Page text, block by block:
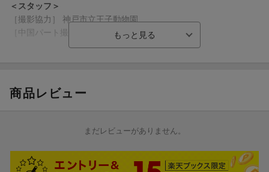
『タンタン、また明日ね』（89分） 2021年8月21日 NHK BSプレ
ミアムで放送
『かわらずのんびり過ごしてほしい』（89分） 2022年10月29日
NHK BSプレミアムで放送
※収録内容は変更となる場合がございます。
＜スタッフ＞
［撮影協力］ 神戸市立王子動物園
［中国パート撮影］ 中華広播影視交流協会
アジアヴォックス
©2026 NHK
商品レビュー
まだレビューがありません。